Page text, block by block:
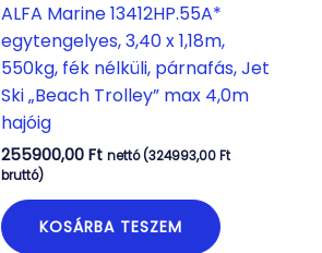
ALFA Marine 13412HP.55A*
egytengelyes, 3,40 x 1,18m,
550kg, fék nélküli, párnafás, Jet
Ski „Beach Trolley” max 4,0m
hajóig
255900,00Ft nettó (324993,00 Ft
bruttó)
KOSÁRBA TESZEM